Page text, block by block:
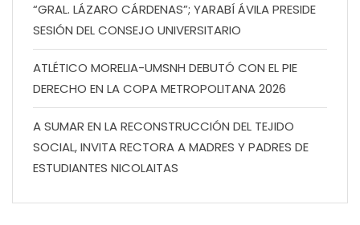
“GRAL. LÁZARO CÁRDENAS”; YARABÍ ÁVILA PRESIDE
SESIÓN DEL CONSEJO UNIVERSITARIO
ATLÉTICO MORELIA-UMSNH DEBUTÓ CON EL PIE
DERECHO EN LA COPA METROPOLITANA 2026
A SUMAR EN LA RECONSTRUCCIÓN DEL TEJIDO
SOCIAL, INVITA RECTORA A MADRES Y PADRES DE
ESTUDIANTES NICOLAITAS